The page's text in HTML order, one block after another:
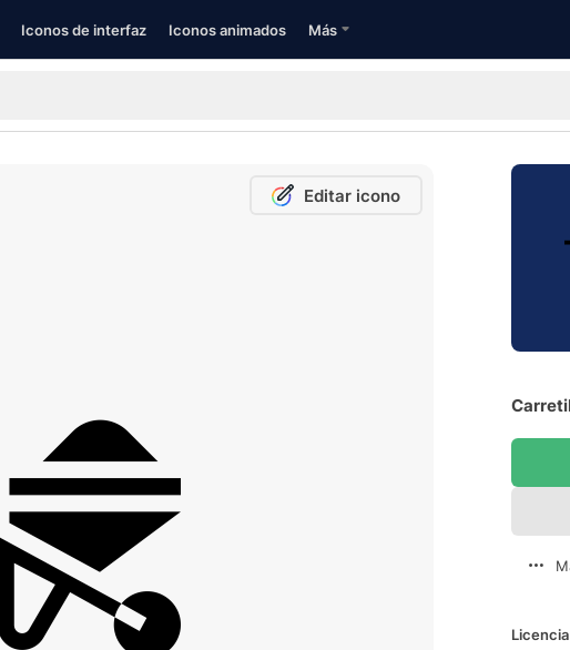
Iconos de interfaz Iconos animados Más
Editar icono